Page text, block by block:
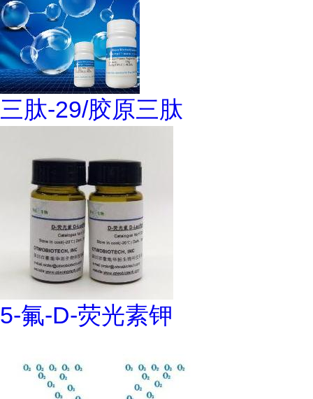
三肽-29/胶原三肽
5-氟-D-荧光素钾